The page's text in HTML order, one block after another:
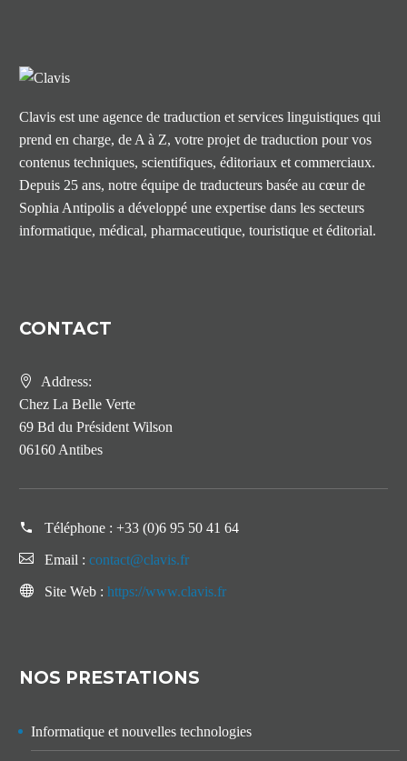
Clavis est une agence de traduction et services linguistiques qui
prend en charge, de A à Z, votre projet de traduction pour vos
contenus techniques, scientifiques, éditoriaux et commerciaux.
Depuis 25 ans, notre équipe de traducteurs basée au cœur de
Sophia Antipolis a développé une expertise dans les secteurs
informatique, médical, pharmaceutique, touristique et éditorial.
CONTACT
Address:
Chez La Belle Verte
69 Bd du Président Wilson
06160 Antibes
Téléphone : +33 (0)6 95 50 41 64
Email : contact@clavis.fr
Site Web : https://www.clavis.fr
NOS PRESTATIONS
Informatique et nouvelles technologies